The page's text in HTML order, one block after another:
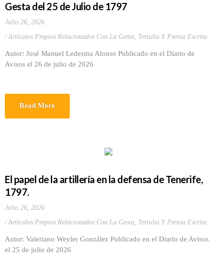
Gesta del 25 de Julio de 1797
Julio 26, 2026
Artículos Propios Relacionados Con La Gesta, Tertulia Y Prensa Escrita
Autor: José Manuel Ledesma Alonso Publicado en el Diario de
Avisos el 26 de julio de 2026
Read More
El papel de la artillería en la defensa de Tenerife,
1797.
Julio 26, 2026
Artículos Propios Relacionados Con La Gesta, Tertulia Y Prensa Escrita
Autor: Valeriano Weyler González Publicado en el Diario de Avisos
el 25 de julio de 2026